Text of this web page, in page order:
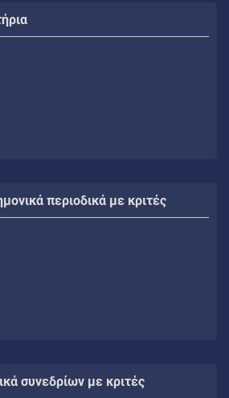
περιοδικά με κριτές
συνεδρίων με κριτές